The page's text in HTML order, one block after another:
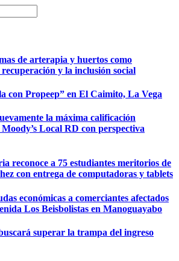
de arterapia y huertos como
y la inclusión social
con Propeep” en El Caimito, La Vega
la máxima calificación
Local RD con perspectiva
reconoce a 75 estudiantes meritorios de
con entrega de computadoras y tablets
económicas a comerciantes afectados
Los Beisbolistas en Manoguayabo
superar la trampa del ingreso